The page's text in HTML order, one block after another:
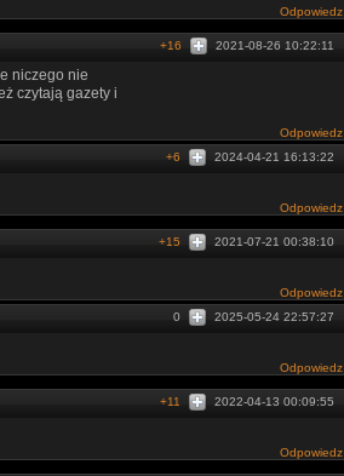
Odpowiedz
2021-08-26 10:22:11
+16
niczego nie
czytają gazety i
Odpowiedz
2024-04-21 16:13:22
+6
Odpowiedz
2021-07-21 00:38:10
+15
Odpowiedz
2025-05-24 22:57:27
0
Odpowiedz
2022-04-13 00:09:55
+11
Odpowiedz